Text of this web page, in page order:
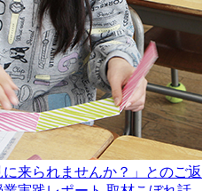
来られませんか？」とのご返